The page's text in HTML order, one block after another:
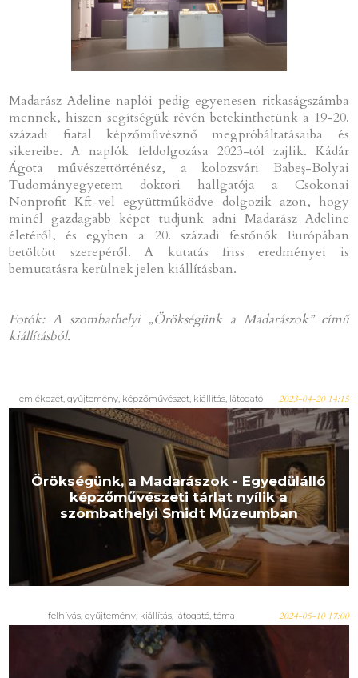
Madarász Adeline naplói pedig egyenesen ritkaságszámba
mennek, hiszen segítségük révén betekinthetünk a 19-20.
századi fiatal képzőművésznő megpróbáltatásaiba és
sikereibe. A naplók feldolgozása 2023-tól zajlik. Kádár
Ágota művészettörténész, a kolozsvári Babeş-Bolyai
Tudományegyetem doktori hallgatója a Csokonai
Nonprofit Kft-vel együttműködve dolgozik azon, hogy
minél gazdagabb képet tudjunk adni Madarász Adeline
életéről, és egyben a 20. századi festőnők Európában
betöltött szerepéről. A kutatás friss eredményei is
bemutatásra kerülnek jelen kiállításban.
Fotók: A szombathelyi „Örökségünk a Madarászok” című
kiállításból.
emlékezet, gyűjtemény, képzőművészet, kiállítás, látogató 2023-04-20 14:15
Örökségünk, a Madarászok - Egyedülálló
képzőművészeti tárlat nyílik a
szombathelyi Smidt Múzeumban
felhívás, gyűjtemény, kiállítás, látogató, téma 2024-05-10 17:00